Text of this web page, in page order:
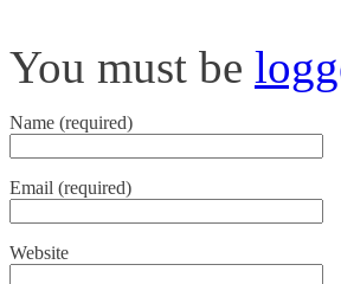
You must be
Name (required)
Email (required)
Website